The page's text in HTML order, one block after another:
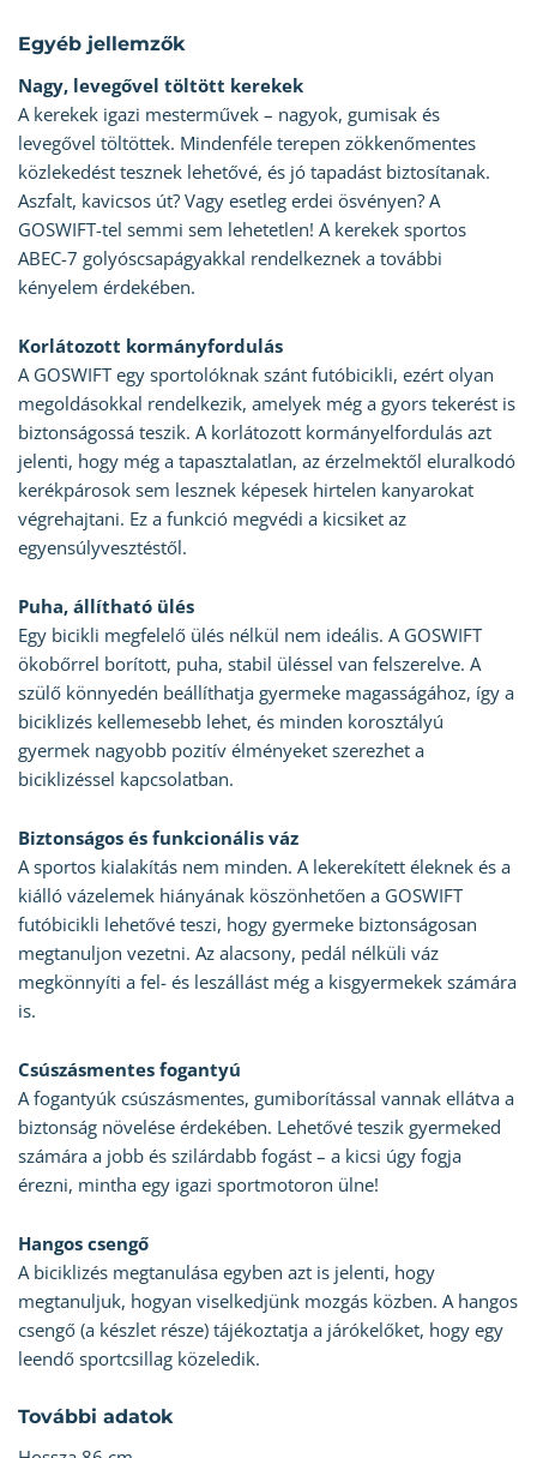
Egyéb jellemzők
Nagy, levegővel töltött kerekek
A kerekek igazi mesterművek – nagyok, gumisak és
levegővel töltöttek. Mindenféle terepen zökkenőmentes
közlekedést tesznek lehetővé, és jó tapadást biztosítanak.
Aszfalt, kavicsos út? Vagy esetleg erdei ösvényen? A
GOSWIFT-tel semmi sem lehetetlen! A kerekek sportos
ABEC-7 golyóscsapágyakkal rendelkeznek a további
kényelem érdekében.
Korlátozott kormányfordulás
A GOSWIFT egy sportolóknak szánt futóbicikli, ezért olyan
megoldásokkal rendelkezik, amelyek még a gyors tekerést is
biztonságossá teszik. A korlátozott kormányelfordulás azt
jelenti, hogy még a tapasztalatlan, az érzelmektől eluralkodó
kerékpárosok sem lesznek képesek hirtelen kanyarokat
végrehajtani. Ez a funkció megvédi a kicsiket az
egyensúlyvesztéstől.
Puha, állítható ülés
Egy bicikli megfelelő ülés nélkül nem ideális. A GOSWIFT
ökobőrrel borított, puha, stabil üléssel van felszerelve. A
szülő könnyedén beállíthatja gyermeke magasságához, így a
biciklizés kellemesebb lehet, és minden korosztályú
gyermek nagyobb pozitív élményeket szerezhet a
biciklizéssel kapcsolatban.
Biztonságos és funkcionális váz
A sportos kialakítás nem minden. A lekerekített éleknek és a
kiálló vázelemek hiányának köszönhetően a GOSWIFT
futóbicikli lehetővé teszi, hogy gyermeke biztonságosan
megtanuljon vezetni. Az alacsony, pedál nélküli váz
megkönnyíti a fel- és leszállást még a kisgyermekek számára
is.
Csúszásmentes fogantyú
A fogantyúk csúszásmentes, gumiborítással vannak ellátva a
biztonság növelése érdekében. Lehetővé teszik gyermeked
számára a jobb és szilárdabb fogást – a kicsi úgy fogja
érezni, mintha egy igazi sportmotoron ülne!
Hangos csengő
A biciklizés megtanulása egyben azt is jelenti, hogy
megtanuljuk, hogyan viselkedjünk mozgás közben. A hangos
csengő (a készlet része) tájékoztatja a járókelőket, hogy egy
leendő sportcsillag közeledik.
További adatok